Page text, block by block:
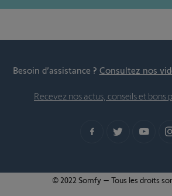
Besoin d’assistance ? Consultez nos
Recevez nos actus, conseils et bons
© 2022 Somfy – Tous les droits